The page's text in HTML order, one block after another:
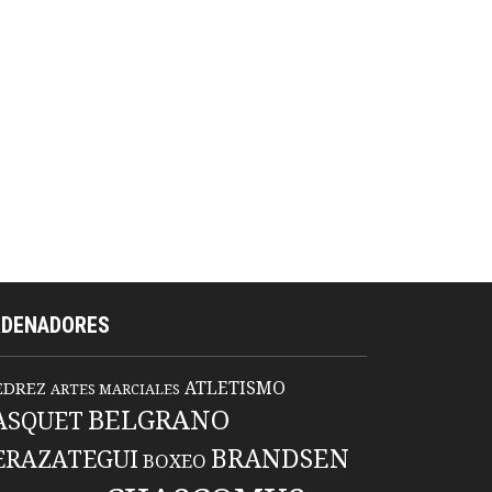
ARTES MARCIALES ATLETISMO
BELGRANO
BOXEO BRANDSEN